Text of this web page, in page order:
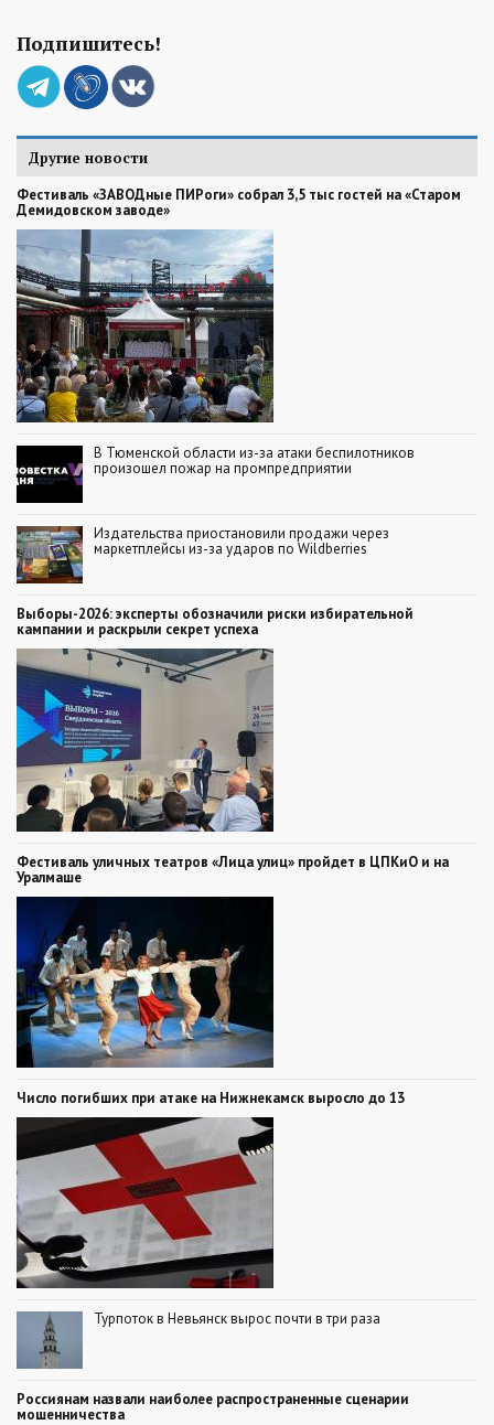
Подпишитесь!
Другие новости
Фестиваль «ЗАВОДные ПИРоги» собрал 3,5 тыс гостей на «Старом
Демидовском заводе»
В Тюменской области из-за атаки беспилотников
произошел пожар на промпредприятии
Издательства приостановили продажи через
маркетплейсы из-за ударов по Wildberries
Выборы-2026: эксперты обозначили риски избирательной
кампании и раскрыли секрет успеха
Фестиваль уличных театров «Лица улиц» пройдет в ЦПКиО и на
Уралмаше
Число погибших при атаке на Нижнекамск выросло до 13
Турпоток в Невьянск вырос почти в три раза
Россиянам назвали наиболее распространенные сценарии
мошенничества